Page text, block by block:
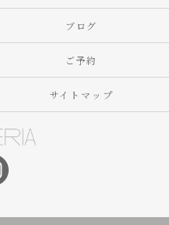
ブログ
ご予約
サイトマップ